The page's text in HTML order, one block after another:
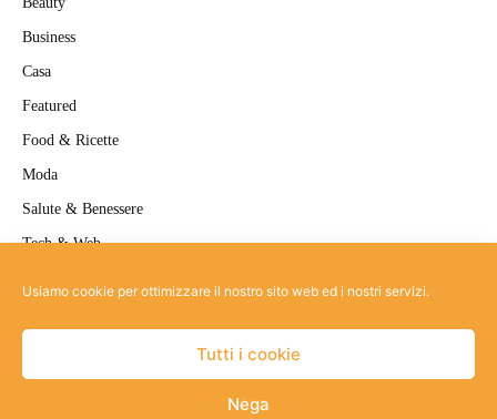
Usiamo cookie per ottimizzare il nostro sito web ed i nostri servizi.
Tutti i cookie
Nega
Business
Casa
Featured
Food & Ricette
Moda
Salute & Benessere
Tech & Web